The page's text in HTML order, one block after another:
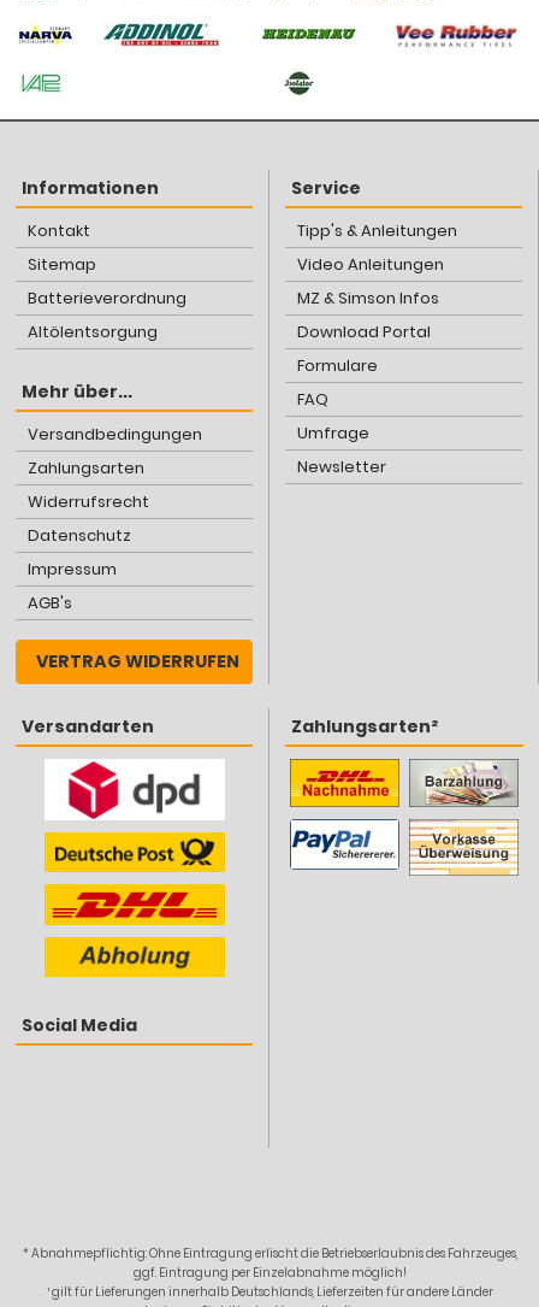
Informationen
Kontakt
Sitemap
Batterieverordnung
Altölentsorgung
Mehr über...
Versandbedingungen
Zahlungsarten
Widerrufsrecht
Datenschutz
Impressum
AGB's
VERTRAG WIDERRUFEN
Service
Tipp's & Anleitungen
Video Anleitungen
MZ & Simson Infos
Download Portal
Formulare
FAQ
Umfrage
Newsletter
Versandarten
Social Media
Zahlungsarten²
* Abnahmepflichtig: Ohne Eintragung erlischt die Betriebserlaubnis des Fahrzeuges,
ggf. Eintragung per Einzelabnahme möglich!
¹ gilt für Lieferungen innerhalb Deutschlands, Lieferzeiten für andere Länder